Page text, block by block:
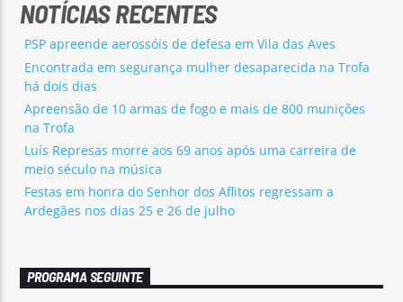
NOTÍCIAS RECENTES
PSP apreende aerossóis de defesa em Vila das Aves
Encontrada em segurança mulher desaparecida na Trofa
há dois dias
Apreensão de 10 armas de fogo e mais de 800 munições
na Trofa
Luís Represas morre aos 69 anos após uma carreira de
meio século na música
Festas em honra do Senhor dos Aflitos regressam a
Ardegães nos dias 25 e 26 de julho
PROGRAMA SEGUINTE